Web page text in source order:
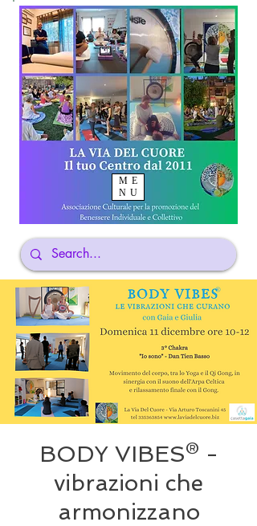
ME
NU
BODY VIBES® -
vibrazioni che
armonizzano